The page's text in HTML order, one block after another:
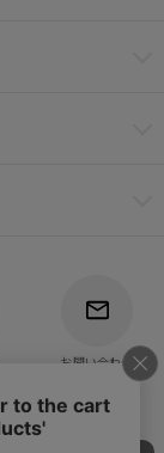
お問い合わせ